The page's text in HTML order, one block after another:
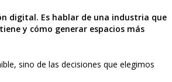
digital. Es hablar de una industria que
y cómo generar espacios más
sino de las decisiones que elegimos